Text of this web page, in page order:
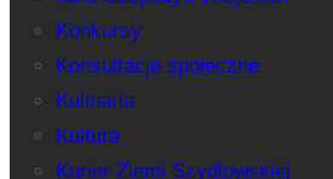
Konkursy
Konsultacje społeczne
Kulinaria
Kultura
Kurier Ziemi Szydłowskiej